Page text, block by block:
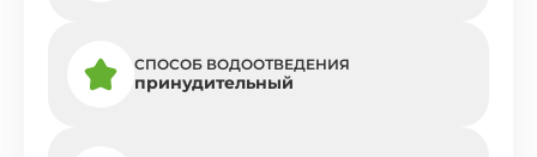
СПОСОБ ВОДООТВЕДЕНИЯ
принудительный